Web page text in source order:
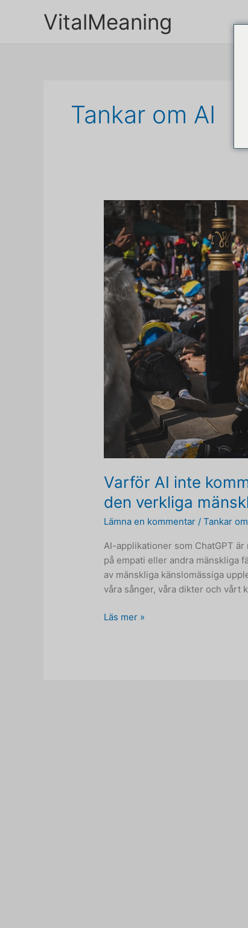
VitalMeaning
Tankar om AI
Varför AI inte
den verkliga
Lämna en kommentar /Tankar
AI-applikationer som ChatGPT
på empati eller andra mänskliga
av mänskliga känslomässiga
våra sånger, våra dikter och vårt
Varför
Läs mer »